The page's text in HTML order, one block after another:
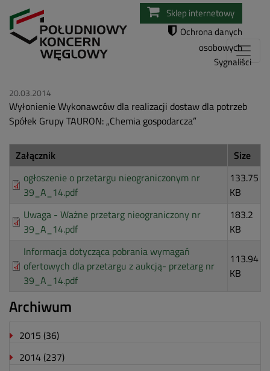
Przejdź
do
Sklep internetowy
Ochrona danych
osobowych
Sygnaliści
20.03.2014
Wyłonienie Wykonawców dla realizacji dostaw dla potrzeb
Spółek Grupy TAURON: „Chemia gospodarcza”
Załącznik
Size
ogłoszenie o przetargu nieograniczonym nr
39_A_14.pdf
133.75
KB
Uwaga - Ważne przetarg nieograniczony nr
39_A_14.pdf
183.2
KB
Informacja dotycząca pobrania wymagań
ofertowych dla przetargu z aukcją- przetarg nr
39_A_14.pdf
113.94
KB
Archiwum
2015 (36)
2014 (237)